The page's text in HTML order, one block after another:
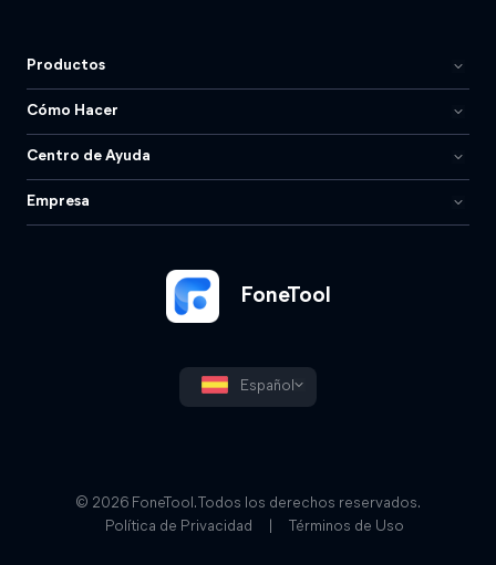
FoneTool
Español
Productos
Cómo Hacer
Centro de Ayuda
Empresa
© 2026 FoneTool. Todos los derechos reservados.
Política de Privacidad
Términos de Uso